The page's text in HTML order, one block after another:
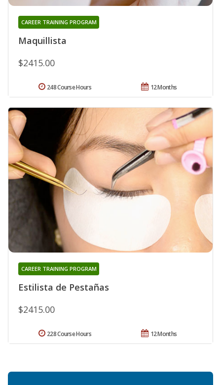
Maquillista
CAREER TRAINING PROGRAM
$2415.00
12 Months
248 Course Hours
Estilista de Pestañas
CAREER TRAINING PROGRAM
$2415.00
12 Months
228 Course Hours